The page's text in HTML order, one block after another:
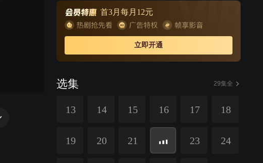
首3月每月12元
立即开通
选集 29集全
13 14 15 16 17 18
19 20 21 23 24